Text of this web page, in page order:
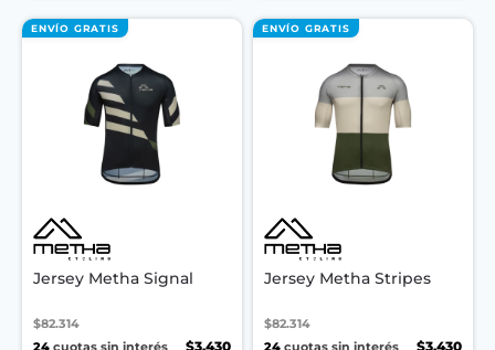
ENVÍO GRATIS
Jersey Metha Signal
$82.314
24
$3.430
ENVÍO GRATIS
Jersey Metha Stripes
$82.314
24
$3.430